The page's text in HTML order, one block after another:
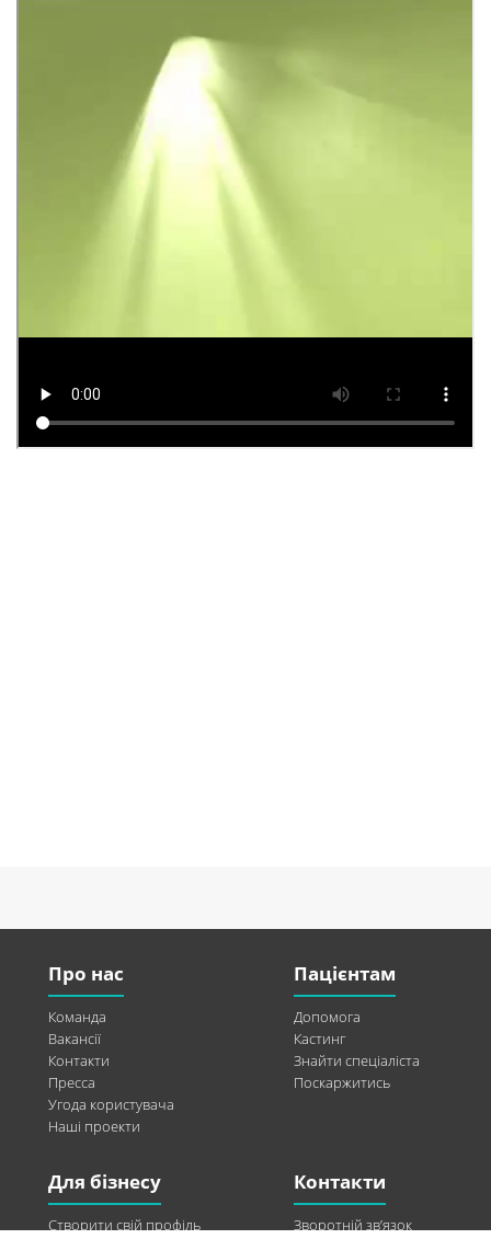
Про нас
Команда
Вакансії
Контакти
Пресса
Угода користувача
Наші проекти
Пацієнтам
Допомога
Кастинг
Знайти спеціаліста
Поскаржитись
Для бізнесу
Створити свій профіль
Контакти
Зворотній зв’язок